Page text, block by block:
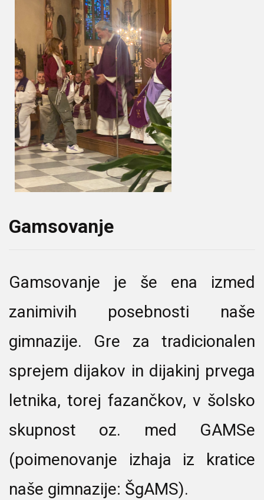
Gamsovanje
Gamsovanje je še ena izmed
zanimivih posebnosti naše
gimnazije. Gre za tradicionalen
sprejem dijakov in dijakinj prvega
letnika, torej fazančkov, v šolsko
skupnost oz. med GAMSe
(poimenovanje izhaja iz kratice
naše gimnazije: ŠgAMS).